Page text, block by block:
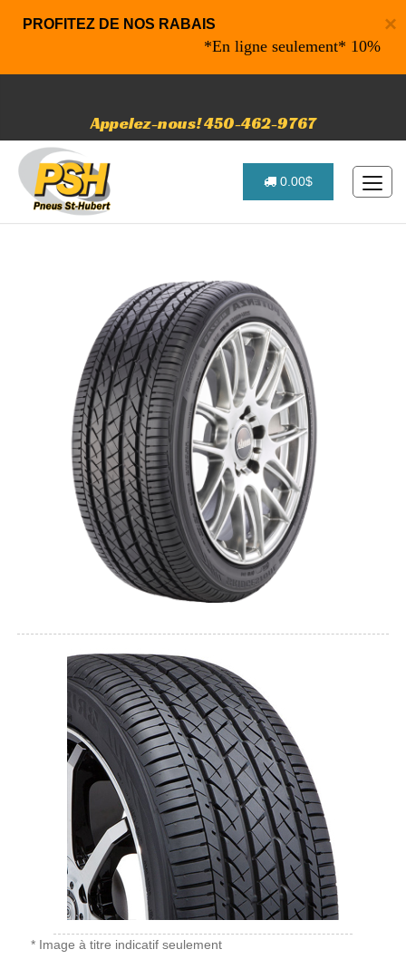
×
PROFITEZ DE NOS RABAIS
*En ligne seulement* 10% de
Appelez-nous! 450-462-9767
0.00$
* Image à titre indicatif seulement